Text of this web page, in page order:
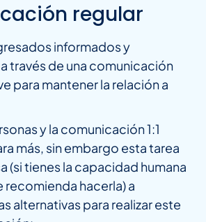
regular
informados y
través de una comunicación
para mantener la relación a
y la comunicación 1:1
más, sin embargo esta tarea
(si tienes la capacidad humana
recomienda hacerla) a
alternativas para realizar este